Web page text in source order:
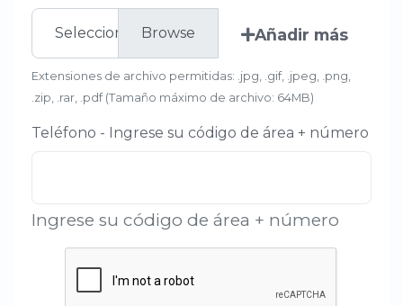
Seleccionar archivo Añadir más
Extensiones de archivo permitidas: .jpg, .gif, .jpeg, .png,
.zip, .rar, .pdf (Tamaño máximo de archivo: 64MB)
Teléfono - Ingrese su código de área + número
Ingrese su código de área + número